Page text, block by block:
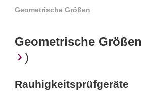
Geometrische Größen
Geometrische Größen
)
Rauhigkeitsprüfgeräte